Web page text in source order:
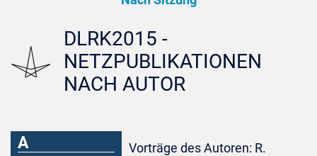
DLRK2015 -
NETZPUBLIKATIONEN
NACH AUTOR
A
Vorträge des Autoren: R.